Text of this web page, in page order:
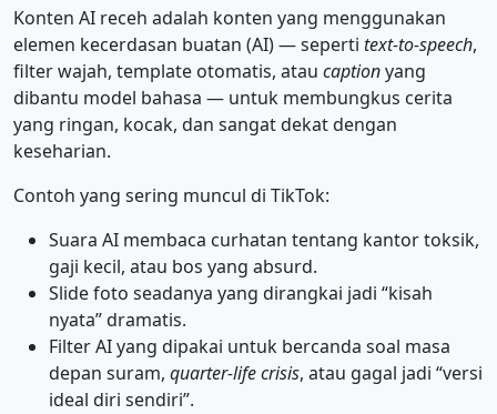
Konten AI receh adalah konten yang menggunakan
elemen kecerdasan buatan (AI) — seperti text-to-speech,
filter wajah, template otomatis, atau captionyang
dibantu model bahasa — untuk membungkus cerita
yang ringan, kocak, dan sangat dekat dengan
keseharian.
Contoh yang sering muncul di TikTok:
Suara AI membaca curhatan tentang kantor toksik,
gaji kecil, atau bos yang absurd.
Slide foto seadanya yang dirangkai jadi “kisah
nyata” dramatis.
Filter AI yang dipakai untuk bercanda soal masa
depan suram, quarter-life crisis, atau gagal jadi “versi
ideal diri sendiri”.